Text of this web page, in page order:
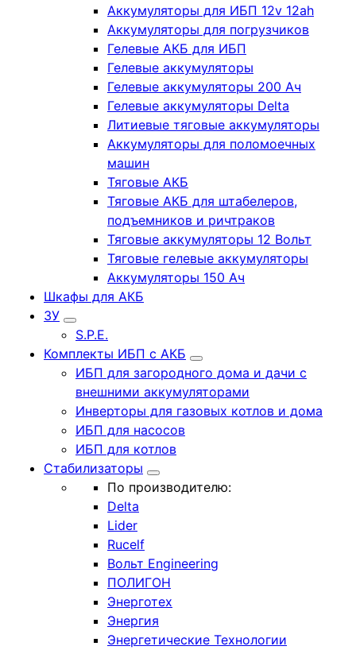
Аккумуляторы для ИБП 12v 12ah
Аккумуляторы для погрузчиков
Гелевые АКБ для ИБП
Гелевые аккумуляторы
Гелевые аккумуляторы 200 Ач
Гелевые аккумуляторы Delta
Литиевые тяговые аккумуляторы
Аккумуляторы для поломоечных
машин
Тяговые АКБ
Тяговые АКБ для штабелеров,
подъемников и ричтраков
Тяговые аккумуляторы 12 Вольт
Тяговые гелевые аккумуляторы
Аккумуляторы 150 Ач
Шкафы для АКБ
ЗУ
S.P.E.
Комплекты ИБП с АКБ
ИБП для загородного дома и дачи с
внешними аккумуляторами
Инверторы для газовых котлов и дома
ИБП для насосов
ИБП для котлов
Стабилизаторы
По производителю:
Delta
Lider
Rucelf
Вольт Engineering
ПОЛИГОН
Энерготех
Энергия
Энергетические Технологии